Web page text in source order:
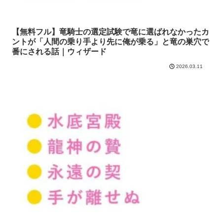
【無料フル】竜騎士の選定試験で竜に選ばれなかったカ
ントが「人間の乗り手より先に俺が乗る」と竜の巣穴で
番にされる話｜ウィザード
2026.03.11